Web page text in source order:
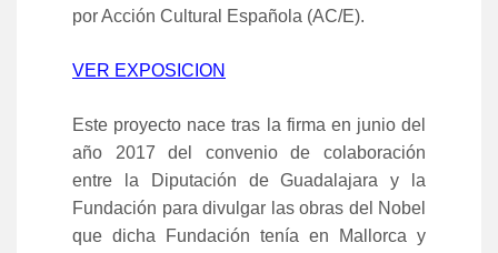
por Acción Cultural Española (AC/E).
VER EXPOSICION
Este proyecto nace tras la firma en junio del
año 2017 del convenio de colaboración
entre la Diputación de Guadalajara y la
Fundación para divulgar las obras del Nobel
que dicha Fundación tenía en Mallorca y